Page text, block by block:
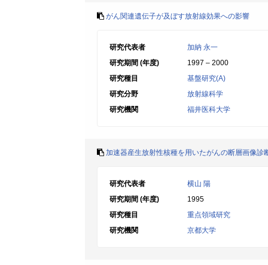
がん関連遺伝子が及ぼす放射線効果への影響
研究代表者
加納 永一
研究期間 (年度)
1997 – 2000
研究種目
基盤研究(A)
研究分野
放射線科学
研究機関
福井医科大学
加速器産生放射性核種を用いたがんの断層画像診
研究代表者
横山 陽
研究期間 (年度)
1995
研究種目
重点領域研究
研究機関
京都大学